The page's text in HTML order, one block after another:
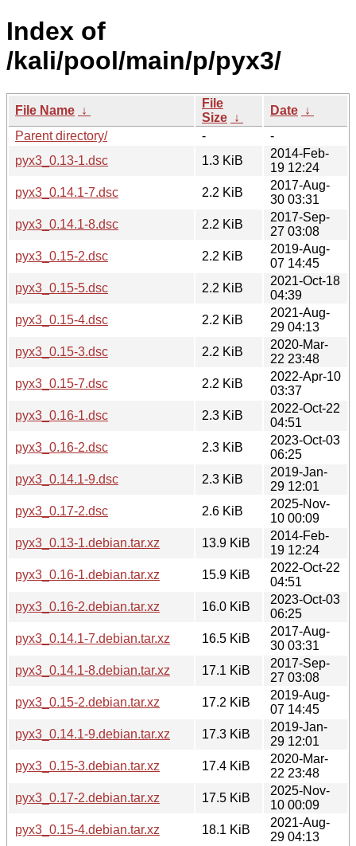
Index of
/kali/pool/main/p/pyx3/
File Name ↓
File
Size ↓
Date ↓
Parent directory/
-
-
pyx3_0.13-1.dsc
1.3 KiB
2014-Feb-
19 12:24
pyx3_0.14.1-7.dsc
2.2 KiB
2017-Aug-
30 03:31
pyx3_0.14.1-8.dsc
2.2 KiB
2017-Sep-
27 03:08
pyx3_0.15-2.dsc
2.2 KiB
2019-Aug-
07 14:45
pyx3_0.15-5.dsc
2.2 KiB
2021-Oct-18
04:39
pyx3_0.15-4.dsc
2.2 KiB
2021-Aug-
29 04:13
pyx3_0.15-3.dsc
2.2 KiB
2020-Mar-
22 23:48
pyx3_0.15-7.dsc
2.2 KiB
2022-Apr-10
03:37
pyx3_0.16-1.dsc
2.3 KiB
2022-Oct-22
04:51
pyx3_0.16-2.dsc
2.3 KiB
2023-Oct-03
06:25
pyx3_0.14.1-9.dsc
2.3 KiB
2019-Jan-
29 12:01
pyx3_0.17-2.dsc
2.6 KiB
2025-Nov-
10 00:09
pyx3_0.13-1.debian.tar.xz
13.9 KiB
2014-Feb-
19 12:24
pyx3_0.16-1.debian.tar.xz
15.9 KiB
2022-Oct-22
04:51
pyx3_0.16-2.debian.tar.xz
16.0 KiB
2023-Oct-03
06:25
pyx3_0.14.1-7.debian.tar.xz
16.5 KiB
2017-Aug-
30 03:31
pyx3_0.14.1-8.debian.tar.xz
17.1 KiB
2017-Sep-
27 03:08
pyx3_0.15-2.debian.tar.xz
17.2 KiB
2019-Aug-
07 14:45
pyx3_0.14.1-9.debian.tar.xz
17.3 KiB
2019-Jan-
29 12:01
pyx3_0.15-3.debian.tar.xz
17.4 KiB
2020-Mar-
22 23:48
pyx3_0.17-2.debian.tar.xz
17.5 KiB
2025-Nov-
10 00:09
pyx3_0.15-4.debian.tar.xz
18.1 KiB
2021-Aug-
29 04:13